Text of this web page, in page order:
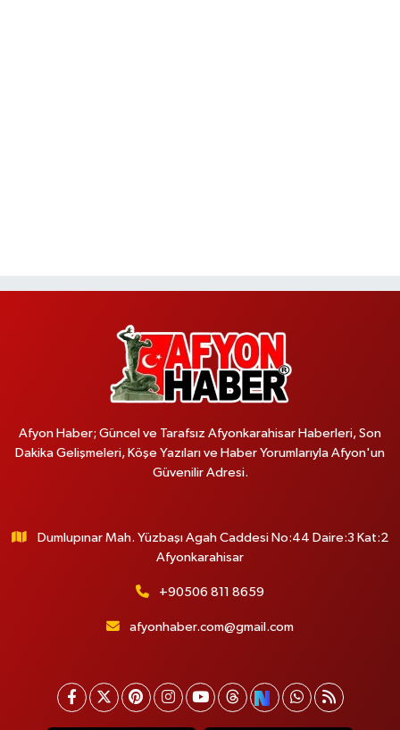
Afyon Haber; Güncel ve Tarafsız Afyonkarahisar Haberleri, Son
Dakika Gelişmeleri, Köşe Yazıları ve Haber Yorumlarıyla Afyon'un
Güvenilir Adresi.
Dumlupınar Mah. Yüzbaşı Agah Caddesi No:44 Daire:3 Kat:2
Afyonkarahisar
+90506 811 8659
afyonhaber.com@gmail.com